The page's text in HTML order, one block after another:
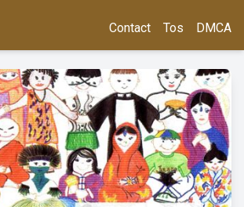
Contact Tos DMCA